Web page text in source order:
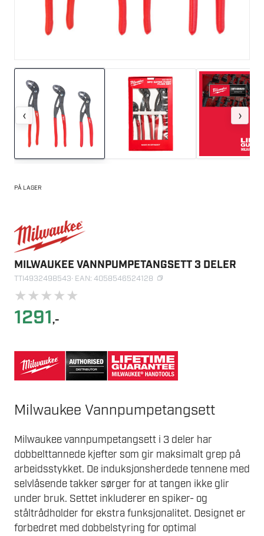
‹ ›
PÅ LAGER
MILWAUKEE VANNPUMPETANGSETT 3 DELER
TTI4932498543· EAN: 4058546524128
★★★★★
1291,-
Milwaukee Vannpumpetangsett
Milwaukee vannpumpetangsett i 3 deler har
dobbelttannede kjefter som gir maksimalt grep på
arbeidsstykket. De induksjonsherdede tennene med
selvlåsende takker sørger for at tangen ikke glir
under bruk. Settet inkluderer en spiker- og
ståltrådholder for ekstra funksjonalitet. Designet er
forbedret med dobbelstyring for optimal